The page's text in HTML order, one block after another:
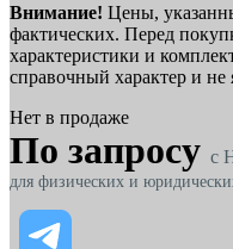
Внимание! Цены,
фактических. Перед
характеристики и
справочный характер и не
Нет в продаже
По запросу c
для физических и